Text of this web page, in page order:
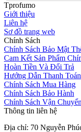
Tprofumo
Giới thiệu
Liên hệ
Sơ đồ trang web
Chính Sách
Chính Sách Bảo Mật
Cam Kết Sản Phẩm
Hoàn Tiền Và Đổi Trả
Hướng Dẫn Thanh Toán
Chính Sách Mua Hàng
Chính Sách Bảo Hành
Chính Sách Vận Chuyển
Thông tin liên hệ
Địa chỉ: 70 Nguyễn